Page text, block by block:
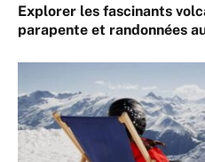
Explorer les fascinants
parapente et randonnées